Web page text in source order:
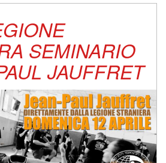
SEMINARIO
JAUFFRET